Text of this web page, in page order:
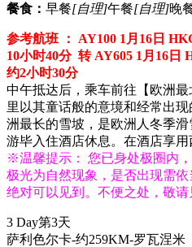
餐食： 早餐[自理]午餐[自理]晚
参考航班 ： AY100 1月16日
10小时40分 转 AY605 1月16日
约2小时30分
中午抵达后，乘车前往【欧洲
里以其童话般的意境和经常出
洲最长的雪坡，是欧洲人冬季滑
游毕入住酒店休息。在酒店享用
※温馨提示： 您已身处极圈内
极光为自然现象，是否出现需
绝对可以见到。不便之处，敬请
3 Day第3天
萨利色尔卡-约259KM-罗瓦涅米